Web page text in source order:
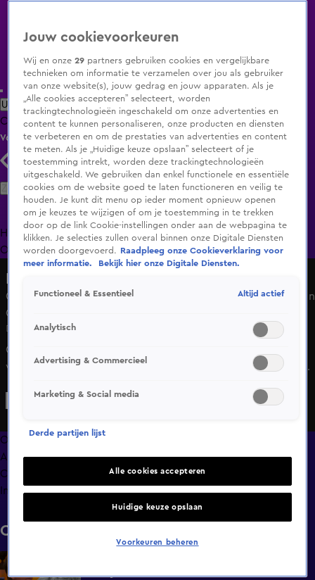
Uitzending Gemist Populaire programma's Zenders Genres
ClipsFilmsRadioSmart TV inlogShop
Volg KIJK
Zoeken
HomeUitzending Gemist Programma's De Bondgenoten
OranjezomerLivestreamsShop
Chris Woerts loopt leeg over kritiek op versierde bomen in
Oranjestraat: 'Land van de betutteling!'
Di 9 juni, 21:35
Chris Woerts loopt bij De Oranjezomer leeg over de Partij
van de Dieren in Den Haag, die zich zorgen maakt om de
van Nederland.
Overzicht
Afleveringen
Clips
Info
Clips
0:13
Jouw cookievoorkeuren
Wij en onze29 partners gebruiken cookies en vergelijkbare
technieken om informatie te verzamelen over jou als gebruiker
van onze website(s), jouw gedrag en jouw apparaten. Als je
„Alle cookies accepteren” selecteert, worden
trackingtechnologieën ingeschakeld om onze advertenties en
content te kunnen personaliseren, onze producten en diensten
te verbeteren en om de prestaties van advertenties en content
te meten. Als je „Huidige keuze opslaan” selecteert of je
toestemming intrekt, worden deze trackingtechnologieën
uitgeschakeld. We gebruiken dan enkel functionele en essentiële
cookies om de website goed te laten functioneren en veilig te
houden. Je kunt dit menu op ieder moment opnieuw openen
om je keuzes te wijzigen of om je toestemming in te trekken
door op de link Cookie-instellingen onder aan de webpagina te
klikken. Je selecties zullen overal binnen onze Digitale Diensten
worden doorgevoerd.
Raadpleeg onze Cookieverklaring voor
meer informatie.
Bekijk hier onze Digitale Diensten.
Functioneel & Essentieel Altijd actief
Analytisch
Advertising & Commercieel
Marketing & Social media
Derde partijen lijst
Alle cookies accepteren
Huidige keuze opslaan
Voorkeuren beheren